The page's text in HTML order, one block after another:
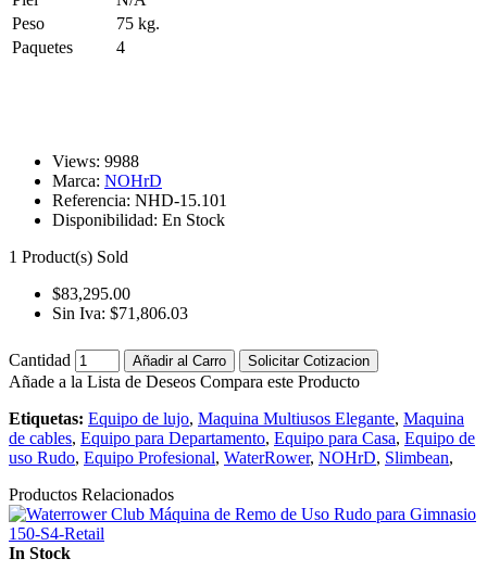
Peso
75 kg.
Paquetes
4
Views: 9988
Marca: NOHrD
Referencia: NHD-15.101
Disponibilidad: En Stock
1 Product(s) Sold
$83,295.00
Sin Iva: $71,806.03
Cantidad Añadir al Carro Solicitar Cotizacion
Añade a la Lista de Deseos Compara este Producto
Etiquetas: Equipo de lujo, Maquina Multiusos Elegante, Maquina
de cables, Equipo para Departamento, Equipo para Casa, Equipo de
uso Rudo, Equipo Profesional, WaterRower, NOHrD, Slimbean,
Productos Relacionados
In Stock